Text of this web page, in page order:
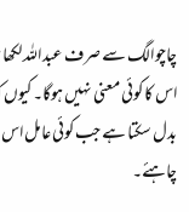
چاچو الگ سے صرف عبد اللہ
اس کا کوئی معنی نہیں ہوگا۔
بدل سکتا ہے جب کوئی عامل اس
چاہئے۔